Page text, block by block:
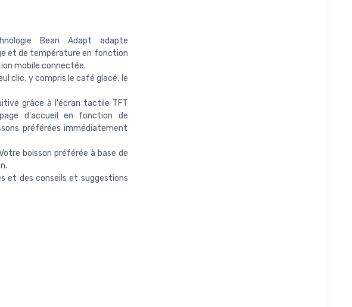
Bean Adapt adapte
et de température en fonction
mobile connectée.
clic, y compris le café glacé, le
grâce à l'écran tactile TFT
d'accueil en fonction de
préférées immédiatement
boisson préférée à base de
et des conseils et suggestions